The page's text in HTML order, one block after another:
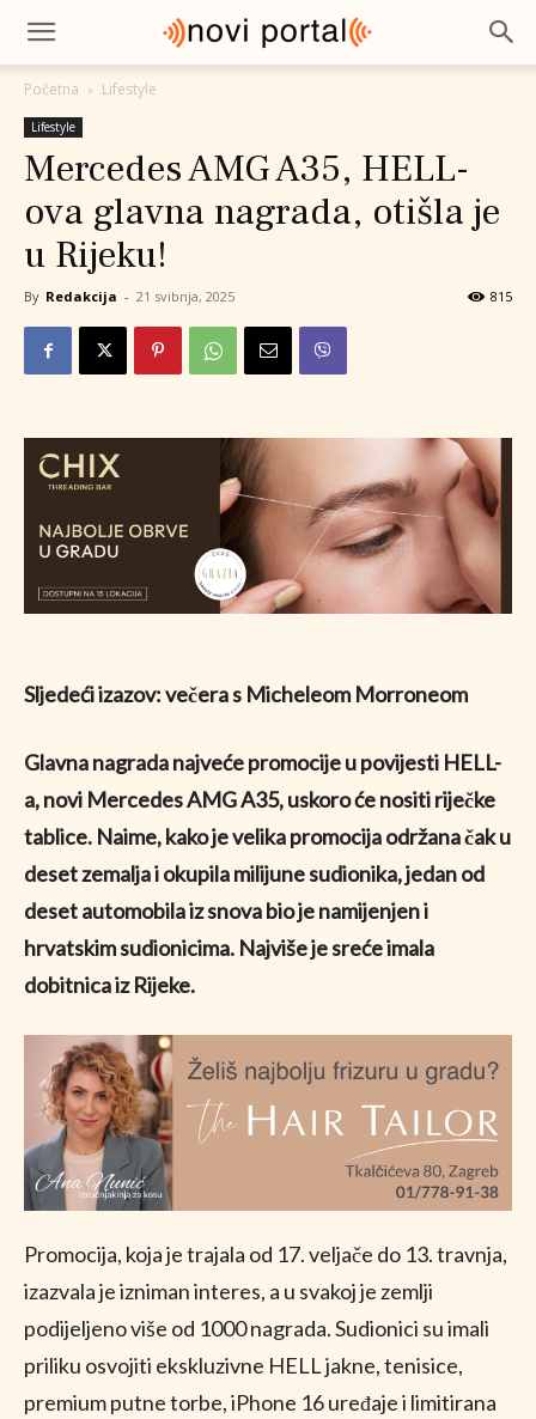
Početna Lifestyle
Lifestyle
Mercedes AMG A35, HELL-
ova glavna nagrada, otišla je
u Rijeku!
By Redakcija - 21 svibnja, 2025 815
Sljedeći izazov: večera s Micheleom Morroneom
Glavna nagrada najveće promocije u povijesti HELL-
a, novi Mercedes AMG A35, uskoro će nositi riječke
tablice. Naime, kako je velika promocija održana čak u
deset zemalja i okupila milijune sudionika, jedan od
deset automobila iz snova bio je namijenjen i
hrvatskim sudionicima. Najviše je sreće imala
dobitnica iz Rijeke.
Promocija, koja je trajala od 17. veljače do 13. travnja,
izazvala je izniman interes, a u svakoj je zemlji
podijeljeno više od 1000 nagrada. Sudionici su imali
priliku osvojiti ekskluzivne HELL jakne, tenisice,
premium putne torbe, iPhone 16 uređaje i limitirana